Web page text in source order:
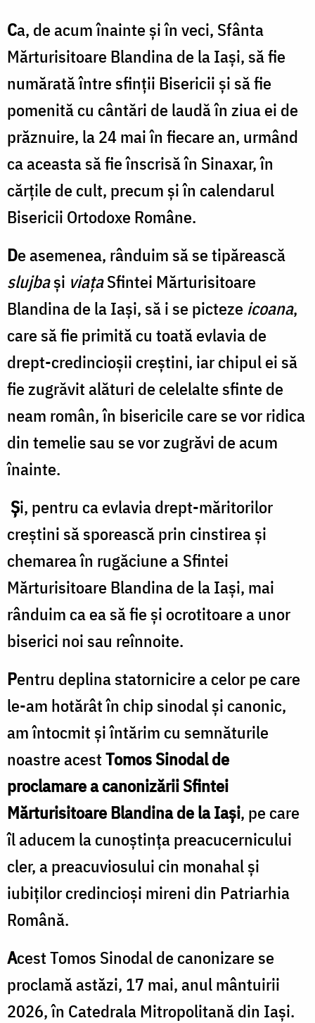
Ca, de acum înainte și în veci, Sfânta
Mărturisitoare Blandina de la Iași, să fie
numărată între sfinții Bisericii și să fie
pomenită cu cântări de laudă în ziua ei de
prăznuire, la 24 mai în fiecare an, urmând
ca aceasta să fie înscrisă în Sinaxar, în
cărțile de cult, precum și în calendarul
Bisericii Ortodoxe Române.
De asemenea, rânduim să se tipărească
slujbași viațaSfintei Mărturisitoare
Blandina de la Iași, să i se pictezeicoana,
care să fie primită cu toată evlavia de
drept-credincioșii creștini, iar chipul ei să
fie zugrăvit alături de celelalte sfinte de
neam român, în bisericile care se vor ridica
din temelie sau se vor zugrăvi de acum
înainte.
Și, pentru ca evlavia drept-măritorilor
creștini să sporească prin cinstirea și
chemarea în rugăciune a Sfintei
Mărturisitoare Blandina de la Iași, mai
rânduim ca ea să fie și ocrotitoare a unor
biserici noi sau reînnoite.
Pentru deplina statornicire a celor pe care
le-am hotărât în chip sinodal și canonic,
am întocmit și întărim cu semnăturile
noastre acestTomos Sinodalde
proclamare a canonizării Sfintei
Mărturisitoare Blandina de la Iași, pe care
îl aducem la cunoștința preacucernicului
cler, a preacuviosului cin monahal și
iubiților credincioși mireni din Patriarhia
Română.
Acest Tomos Sinodal de canonizare se
proclamă astăzi, 17 mai, anul mântuirii
2026, în Catedrala Mitropolitană din Iași.